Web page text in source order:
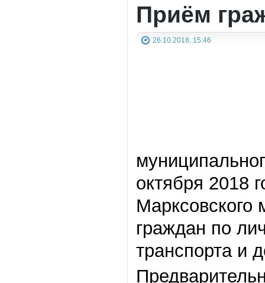
Приём
26.10.2018, 15:46
октября 2018
Марксовского
граждан по
транспорта и